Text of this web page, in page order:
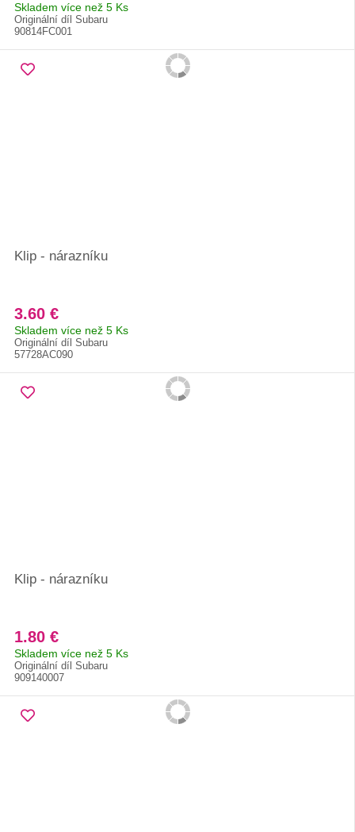
Skladem více než 5 Ks
Originální díl Subaru
90814FC001
Klip - nárazníku
3.60 €
Skladem více než 5 Ks
Originální díl Subaru
57728AC090
Klip - nárazníku
1.80 €
Skladem více než 5 Ks
Originální díl Subaru
909140007